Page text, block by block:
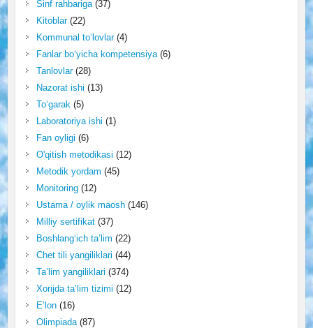
Sinf rahbariga(37)
Kitoblar(22)
Kommunal to‘lovlar(4)
Fanlar bo‘yicha kompetensiya(6)
Tanlovlar(28)
Nazorat ishi (13)
To‘garak(5)
Laboratoriya ishi (1)
Fan oyligi (6)
O'qitish metodikasi (12)
Metodik yordam (45)
Monitoring(12)
Ustama / oylik maosh(146)
Milliy sertifikat(37)
Boshlang‘ich ta’lim (22)
Chet tili yangiliklari (44)
Ta’lim yangiliklari (374)
Xorijda ta’lim tizimi (12)
E’lon(16)
Olimpiada(87)